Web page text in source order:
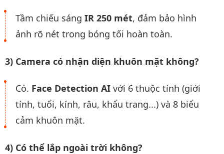
Tầm chiếu sáng IR 250 mét, đảm bảo hình
ảnh rõ nét trong bóng tối hoàn toàn.
3) Camera có nhận diện khuôn mặt không?
Có. Face Detection AI với 6 thuộc tính (giới
tính, tuổi, kính, râu, khẩu trang...) và 8 biểu
cảm khuôn mặt.
4) Có thể lắp ngoài trời không?